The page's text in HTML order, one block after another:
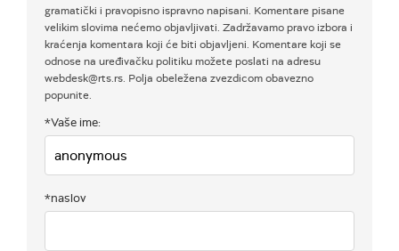
gramatički i pravopisno ispravno napisani. Komentare pisane
velikim slovima nećemo objavljivati. Zadržavamo pravo izbora i
kraćenja komentara koji će biti objavljeni. Komentare koji se
odnose na uređivačku politiku možete poslati na adresu
webdesk@rts.rs. Polja obeležena zvezdicom obavezno
popunite.
*Vaše ime:
*naslov